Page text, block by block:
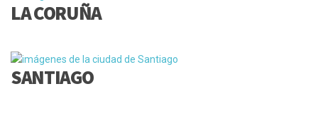
LA CORUÑA
SANTIAGO